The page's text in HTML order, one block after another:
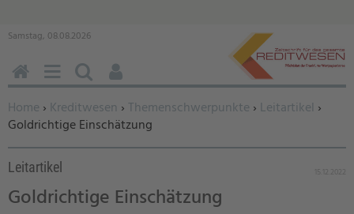
Samstag, 08.08.2026
Sie befinden sich hier:
Home › Kreditwesen › Themenschwerpunkte › Leitartikel ›
Goldrichtige Einschätzung
Leitartikel
Goldrichtige Einschätzung
HOMEMENÜSUCHEN
BENUTZERFUNKTIONEN